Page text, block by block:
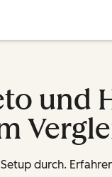
und
durch.